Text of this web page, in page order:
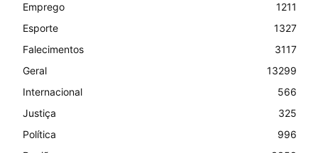
Emprego
1211
Esporte
1327
Falecimentos
3117
Geral
13299
Internacional
566
Justiça
325
Política
996